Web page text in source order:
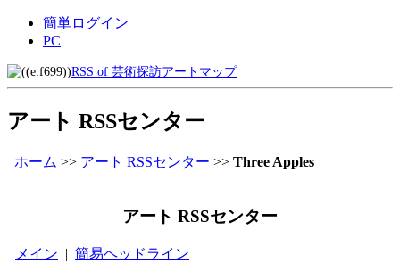
簡単ログイン
PC
RSS of 芸術探訪アートマップ
アート RSSセンター
ホーム >> アート RSSセンター >> Three Apples
アート RSSセンター
メイン | 簡易ヘッドライン